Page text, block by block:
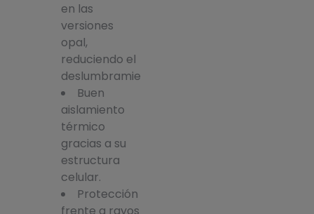
en las
versiones
opal,
reduciendo el
deslumbramiento.
Buen
aislamiento
térmico
gracias a su
estructura
celular.
Protección
frente a rayos